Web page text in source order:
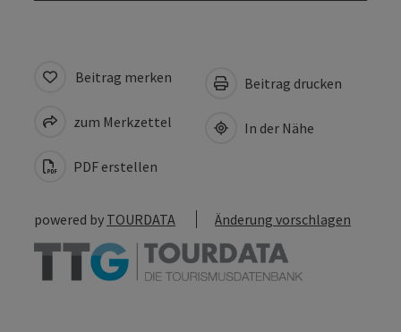
Beitrag merken
zum Merkzettel
PDF erstellen
Beitrag drucken
In der Nähe
powered by TOURDATA Änderung vorschlagen